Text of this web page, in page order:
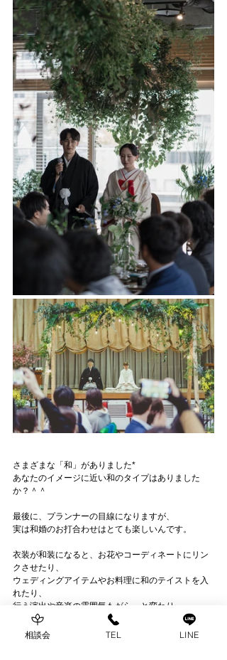
さまざまな「和」がありました*
あなたのイメージに近い和のタイプはありました
か？＾＾
最後に、プランナーの目線になりますが、
実は和婚のお打合わせはとても楽しいんです。
衣装が和装になると、お花やコーディネートにリン
クさせたり、
ウェディングアイテムやお料理に和のテイストを入
れたり、
行う演出や音楽の雰囲気もがらっと変わり…
ご列席のゲストもひと味違った印象的な1日を過ごし
ていただけるように思います。
相談会 TEL LINE